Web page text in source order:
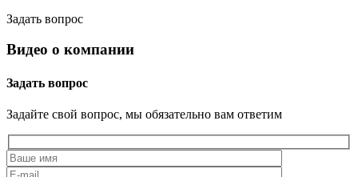
Задать вопрос
Видео о компании
Задать вопрос
Задайте свой вопрос, мы обязательно вам ответим
Оставьте это поле пустым